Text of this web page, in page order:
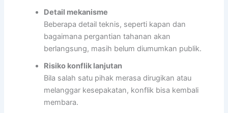
Detail mekanisme
Beberapa detail teknis, seperti kapan dan
bagaimana pergantian tahanan akan
berlangsung, masih belum diumumkan publik.
Risiko konflik lanjutan
Bila salah satu pihak merasa dirugikan atau
melanggar kesepakatan, konflik bisa kembali
membara.